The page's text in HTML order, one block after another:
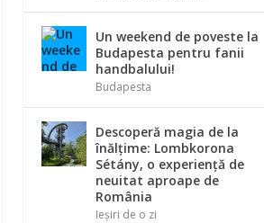
Un weekend de poveste la
Budapesta pentru fanii
handbalului!
Budapesta
Descoperă magia de la
înălțime: Lombkorona
Sétány, o experiență de
neuitat aproape de
România
Ieșiri de o zi